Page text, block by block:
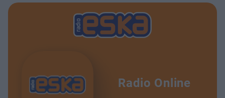
Radio Online